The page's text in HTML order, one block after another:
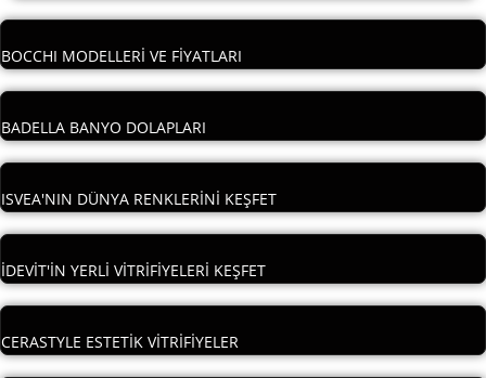
BOCCHI MODELLERİ VE FİYATLARI
BADELLA BANYO DOLAPLARI
ISVEA'NIN DÜNYA RENKLERİNİ KEŞFET
İDEVİT'İN YERLİ VİTRİFİYELERİ KEŞFET
CERASTYLE ESTETİK VİTRİFİYELER